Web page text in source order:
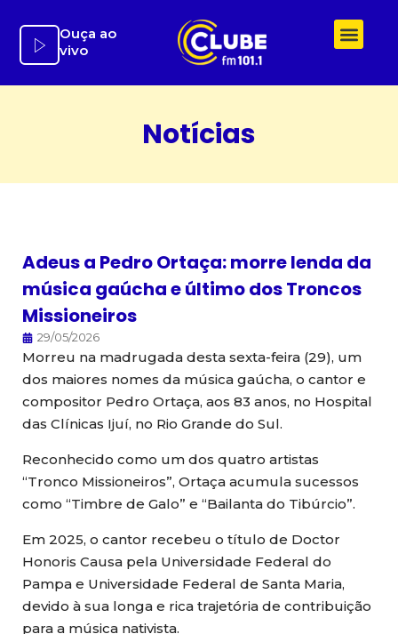
para
Ouça ao
vivo
Notícias
Adeus a Pedro Ortaça: morre lenda da
música gaúcha e último dos Troncos
Missioneiros
29/05/2026
Morreu na madrugada desta sexta-feira (29), um
dos maiores nomes da música gaúcha, o cantor e
compositor Pedro Ortaça, aos 83 anos, no Hospital
das Clínicas Ijuí, no Rio Grande do Sul.
Reconhecido como um dos quatro artistas
“Tronco Missioneiros”, Ortaça acumula sucessos
como “Timbre de Galo” e “Bailanta do Tibúrcio”.
Em 2025, o cantor recebeu o título de Doctor
Honoris Causa pela Universidade Federal do
Pampa e Universidade Federal de Santa Maria,
devido à sua longa e rica trajetória de contribuição
para a música nativista.